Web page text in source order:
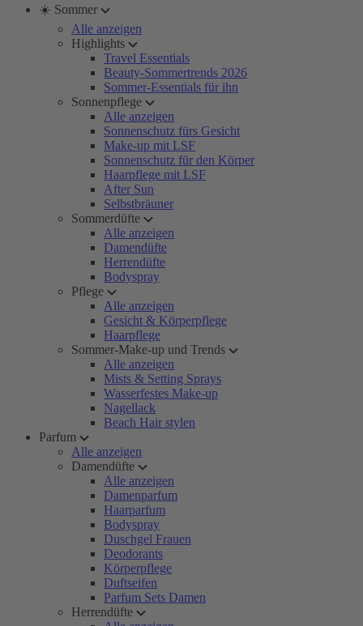
☀️ Sommer
Alle anzeigen
Highlights
Travel Essentials
Beauty-Sommertrends 2026
Sommer-Essentials für ihn
Sonnenpflege
Alle anzeigen
Sonnenschutz fürs Gesicht
Make-up mit LSF
Sonnenschutz für den Körper
Haarpflege mit LSF
After Sun
Selbstbräuner
Sommerdüfte
Alle anzeigen
Damendüfte
Herrendüfte
Bodyspray
Pflege
Alle anzeigen
Gesicht & Körperpflege
Haarpflege
Sommer-Make-up und Trends
Alle anzeigen
Mists & Setting Sprays
Wasserfestes Make-up
Nagellack
Beach Hair stylen
Parfum
Alle anzeigen
Damendüfte
Alle anzeigen
Damenparfum
Haarparfum
Bodyspray
Duschgel Frauen
Deodorants
Körperpflege
Duftseifen
Parfum Sets Damen
Herrendüfte